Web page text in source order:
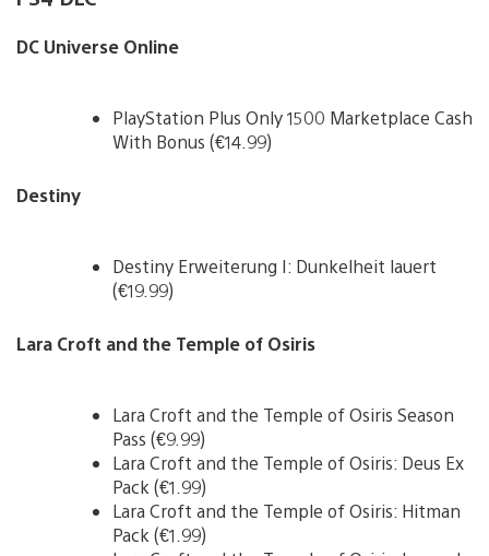
DC Universe Online
PlayStation Plus Only 1500 Marketplace Cash
With Bonus (€14.99)
Destiny
Destiny Erweiterung I: Dunkelheit lauert
(€19.99)
Lara Croft and the Temple of Osiris
Lara Croft and the Temple of Osiris Season
Pass (€9.99)
Lara Croft and the Temple of Osiris: Deus Ex
Pack (€1.99)
Lara Croft and the Temple of Osiris: Hitman
Pack (€1.99)